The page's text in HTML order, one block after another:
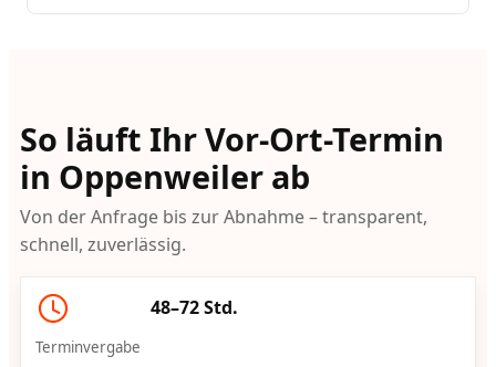
So läuft Ihr Vor-Ort-Termin
in Oppenweiler ab
Von der Anfrage bis zur Abnahme – transparent,
schnell, zuverlässig.
48–72 Std.
Terminvergabe